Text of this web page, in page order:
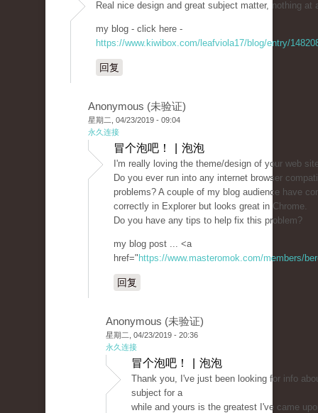
Real nice design and great subject matter, nothing at
my blog - click here -
https://www.kiwibox.com/leafviola17/blog/entry/
回复
Anonymous (未验证)
星期二, 04/23/2019 - 09:04
永久连接
冒个泡吧！ | 泡泡
I'm really loving the theme/design of your web
Do you ever run into any internet browser
problems? A couple of my blog audience have
correctly in Explorer but looks great in Chrome.
Do you have any tips to help fix this problem?
my blog post ... <a
href=" https://www.masteromok.com/members/
回复
Anonymous (未验证)
星期二, 04/23/2019 - 20:36
永久连接
冒个泡吧！ | 泡泡
Thank you, I've just been looking for info
subject for a
while and yours is the greatest I've came